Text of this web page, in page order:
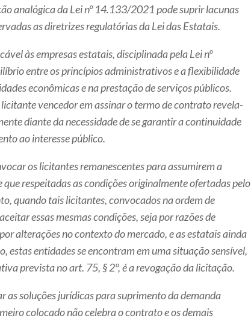
analógica da Lei nº 14.133/2021 pode suprir lacunas
as diretrizes regulatórias da Lei das Estatais.
às empresas estatais, disciplinada pela Lei nº
entre os princípios administrativos e a flexibilidade
econômicas e na prestação de serviços públicos.
vencedor em assinar o termo de contrato revela-
diante da necessidade de se garantir a continuidade
ao interesse público.
os licitantes remanescentes para assumirem a
respeitadas as condições originalmente ofertadas pelo
quando tais licitantes, convocados na ordem de
essas mesmas condições, seja por razões de
alterações no contexto do mercado, e as estatais ainda
estas entidades se encontram em uma situação sensível,
prevista no art. 75, § 2º, é a revogação da licitação.
as soluções jurídicas para suprimento da demanda
colocado não celebra o contrato e os demais